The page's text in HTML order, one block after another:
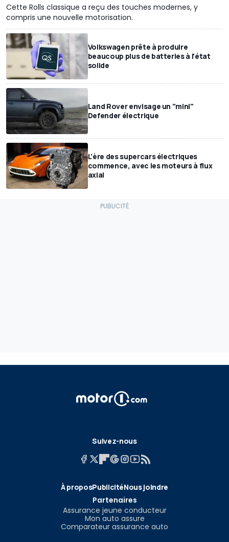
Cette Rolls classique a reçu des touches modernes, y
compris une nouvelle motorisation.
Volkswagen prête à produire
beaucoup plus de batteries à l'état
solide
Land Rover envisage un "mini"
Defender électrique
L'ère des supercars électriques
commence, avec les moteurs à flux
axial
Suivez-nous
À proposPublicitéNous joindre
Partenaires
Assurance jeune conducteur
Mon auto assure
Comparateur assurance auto